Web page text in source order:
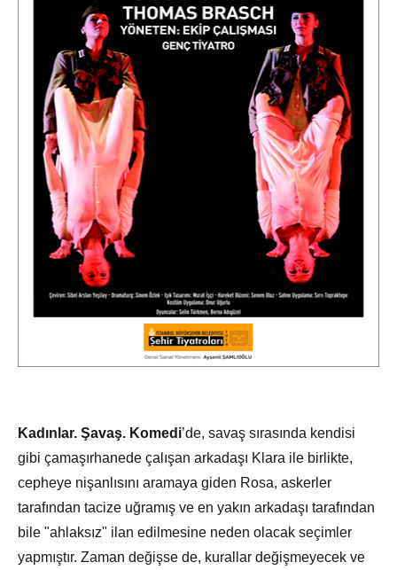
Kadınlar. Şavaş. Komedi’de, savaş sırasında kendisi
gibi çamaşırhanede çalışan arkadaşı Klara ile birlikte,
cepheye nişanlısını aramaya giden Rosa, askerler
tarafından tacize uğramış ve en yakın arkadaşı tarafından
bile "ahlaksız" ilan edilmesine neden olacak seçimler
yapmıştır. Zaman değişse de, kurallar değişmeyecek ve